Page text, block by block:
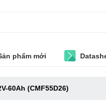
phẩm mới
60Ah (CMF55D26)